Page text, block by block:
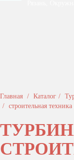
Главная Каталог
строительная техника